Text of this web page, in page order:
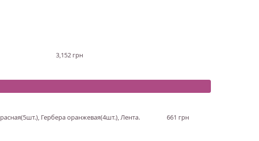
3,152 грн
661 грн
Гербера оранжевая(4шт.), Лента.